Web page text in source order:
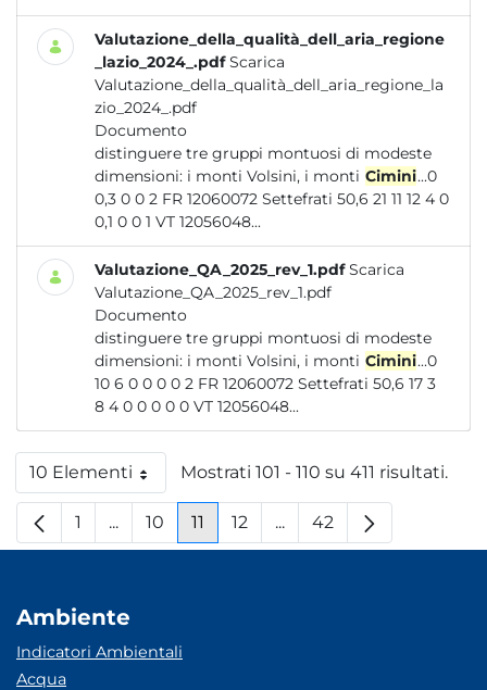
Valutazione_della_qualità_dell_aria_regione
_lazio_2024_.pdf Scarica
Valutazione_della_qualità_dell_aria_regione_la
zio_2024_.pdf
Documento
distinguere tre gruppi montuosi di modeste
dimensioni: i monti Volsini, i monti Cimini...0
0,3 0 0 2 FR 12060072 Settefrati 50,6 21 11 12 4 0
0,1 0 0 1 VT 12056048...
Valutazione_QA_2025_rev_1.pdf Scarica
Valutazione_QA_2025_rev_1.pdf
Documento
distinguere tre gruppi montuosi di modeste
dimensioni: i monti Volsini, i monti Cimini...0
10 6 0 0 0 0 2 FR 12060072 Settefrati 50,6 17 3
8 4 0 0 0 0 0 VT 12056048...
10 ElementiPer paginaMostrati 101 - 110 su 411 risultati.
Pagina
1 ...Pagine intermedie
Pagina
10 Pagina
11 Pagina
12 ...Pagine intermedie
Pagina
42
Ambiente
Indicatori Ambientali
Acqua